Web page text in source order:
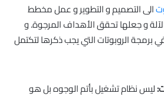
الى التصميم و التطوير و عمل مخطط
و جعلها تحقق اﻷهداف المرجوة. و
برمجة الروبوتات التي يجب ذكرها لتكتمل
ليس نظام تشغيل بأتم الوجوه بل هو